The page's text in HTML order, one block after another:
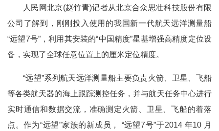
人民网北京(赵竹青)记者从北京合众思壮科技股份有限
公司了解到，刚刚投入使用的我国新一代航天远洋测量船
“远望7号”，利用其安装的“中国精度”星基增强高精度定位设
备，实现了全球任意位置上的厘米定位精度。
“远望”系列航天远洋测量船主要负责火箭、卫星、飞船
等各类航天器的海上跟踪测控任务，并与航天任务中心进行
实时通信和数据交流，准确测定火箭、卫星、飞船的着落
点。作为“远望”家族的新成员， “远望7号”于2014 年10 月